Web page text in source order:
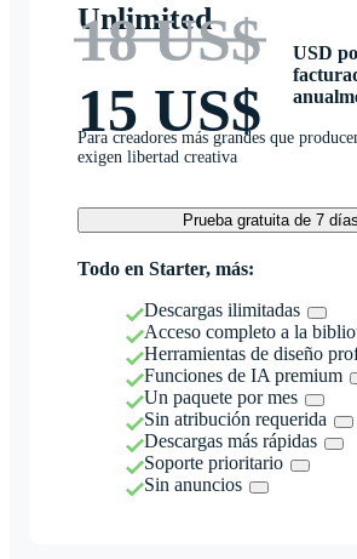
Unlimited
18 US$
15 US$
USD
Para creadores más grandes que
exigen libertad creativa
Prueba gratuita de 7 días
Todo en Starter, más:
Descargas ilimitadas
Acceso completo a la
Herramientas de diseño
Funciones de IA premium
Un paquete por mes
Sin atribución requerida
Descargas más rápidas
Soporte prioritario
Sin anuncios